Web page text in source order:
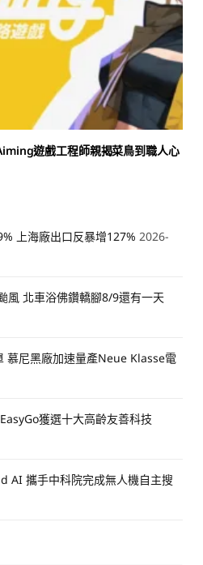
遊戲工程師親揭菜鳥到職人心
上海廠出口反暴增127% 2026-
風 北車浴佛鑽轎腳8/9還有一天
慕尼黑廠加速量產Neue Klasse電
獲選十大高齡友善科技
AI 攜手中科院完成無人機自主搜